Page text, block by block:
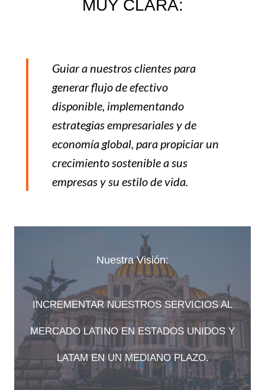
MUY CLARA:
Guiar a nuestros clientes para
generar flujo de efectivo
disponible, implementando
estrategias empresariales y de
economía global, para propiciar un
crecimiento sostenible a sus
empresas y su estilo de vida.
Nuestra Visión:
INCREMENTAR NUESTROS SERVICIOS AL
MERCADO LATINO EN ESTADOS UNIDOS Y
LATAM EN UN MEDIANO PLAZO.